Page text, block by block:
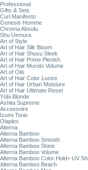
Professional
Gifts & Sets
Curl Manifesto
Genesis Homme
Chroma Absolu
Shu Uemura
Art of Style
Art of Hair Silk Bloom
Art of Hair Shusu Sleek
Art of Hair Prime Plenish
Art of Hair Muroto Volume
Art of Oils
Art of Hair Color Lustre
Art of Hair Urban Moisture
Art of Hair Ultimate Reset
Yūbi Blonde
Ashita Supreme
Accessoire
Izumi Tonic
Olaplex
Alterna
Alterna Bamboo
Alterna Bamboo Smooth
Alterna Bamboo Shine
Alterna Bamboo Volume
Alterna Bamboo Color Hold+ UV
Alterna Bamboo Beach